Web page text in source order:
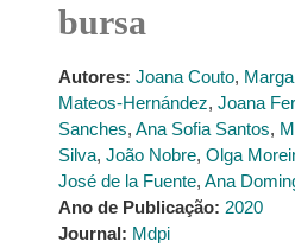
bursa
Autores: Joana Couto,
Mateos-Hernández, Joana
Sanches, Ana Sofia Santos,
Silva, João Nobre, Olga
José de la Fuente, Ana
Ano de Publicação: 2020
Journal: Mdpi